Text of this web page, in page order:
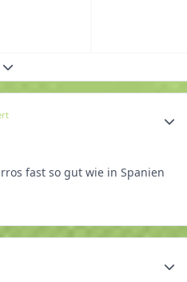
Themenübersicht erweitern
fast so gut wie in Spanien